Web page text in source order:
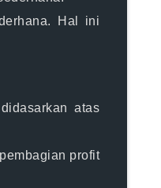
Hal ini
atas
profit